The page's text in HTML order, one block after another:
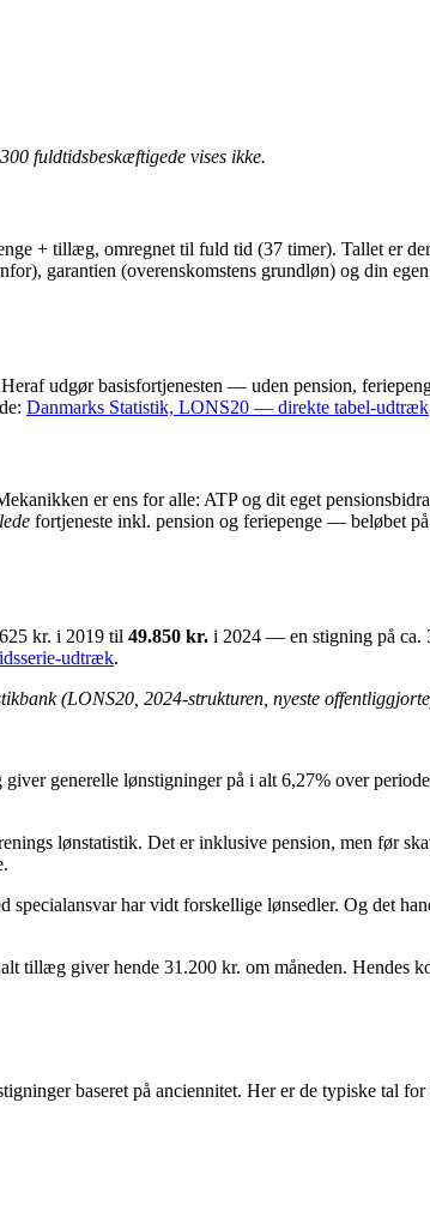
fuldtidsbeskæftigede vises ikke.
+ tillæg, omregnet til fuld tid (37 timer). Tallet er
garantien (overenskomstens grundløn) og din
udgør basisfortjenesten — uden pension,
Danmarks Statistik, LONS20 — direkte tabel-udtræk
er ens for alle: ATP og dit eget
fortjeneste inkl. pension og feriepenge — beløbet
kr. i 2019 til 49.850 kr. i 2024 — en stigning på ca.
udtræk.
(LONS20, 2024-strukturen, nyeste
generelle lønstigninger på i alt 6,27% over
lønstatistik. Det er inklusive pension, men før
har vidt forskellige lønsedler. Og det
giver hende 31.200 kr. om måneden. Hendes
baseret på anciennitet. Her er de typiske tal for